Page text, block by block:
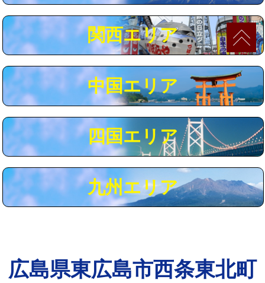
コンクリート斫り（厚さ10㎝超え） 38,500円
モルタル補修（厚さ10㎝まで） 27,500円
追加人工 16,500円
※給水管工事は20mmまでの価格です。
関西エリア
中国エリア
四国エリア
九州エリア
広島県東広島市西条東北町